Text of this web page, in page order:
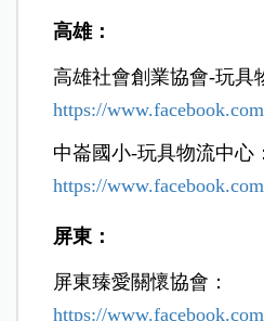
高雄：
高雄社會創業協會-玩具
https://
中崙國小-玩具物流中心：
https://
屏東：
屏東臻愛關懷協會：
https://